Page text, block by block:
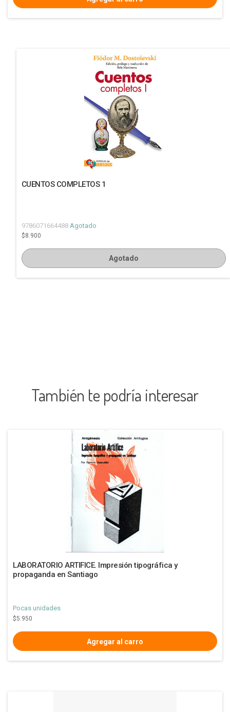
CUENTOS COMPLETOS 1
9786071664488 Agotado
$8.900
Agotado
También te podría interesar
LABORATORIO ARTIFICE. Impresión tipográfica y
propaganda en Santiago
Pocas unidades
$5.950